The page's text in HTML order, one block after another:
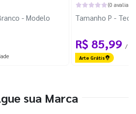
- Modelo
(0
Tamanho P -
R$ 85,99 / 1
Arte Grátis
sua Marca